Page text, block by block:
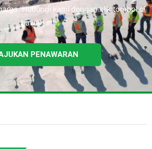
Hubungi kami dengan klik tombol di
bawah ini.
PENAWARAN